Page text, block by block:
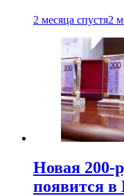
2 месяца спустя2
Новая 200-
появится в